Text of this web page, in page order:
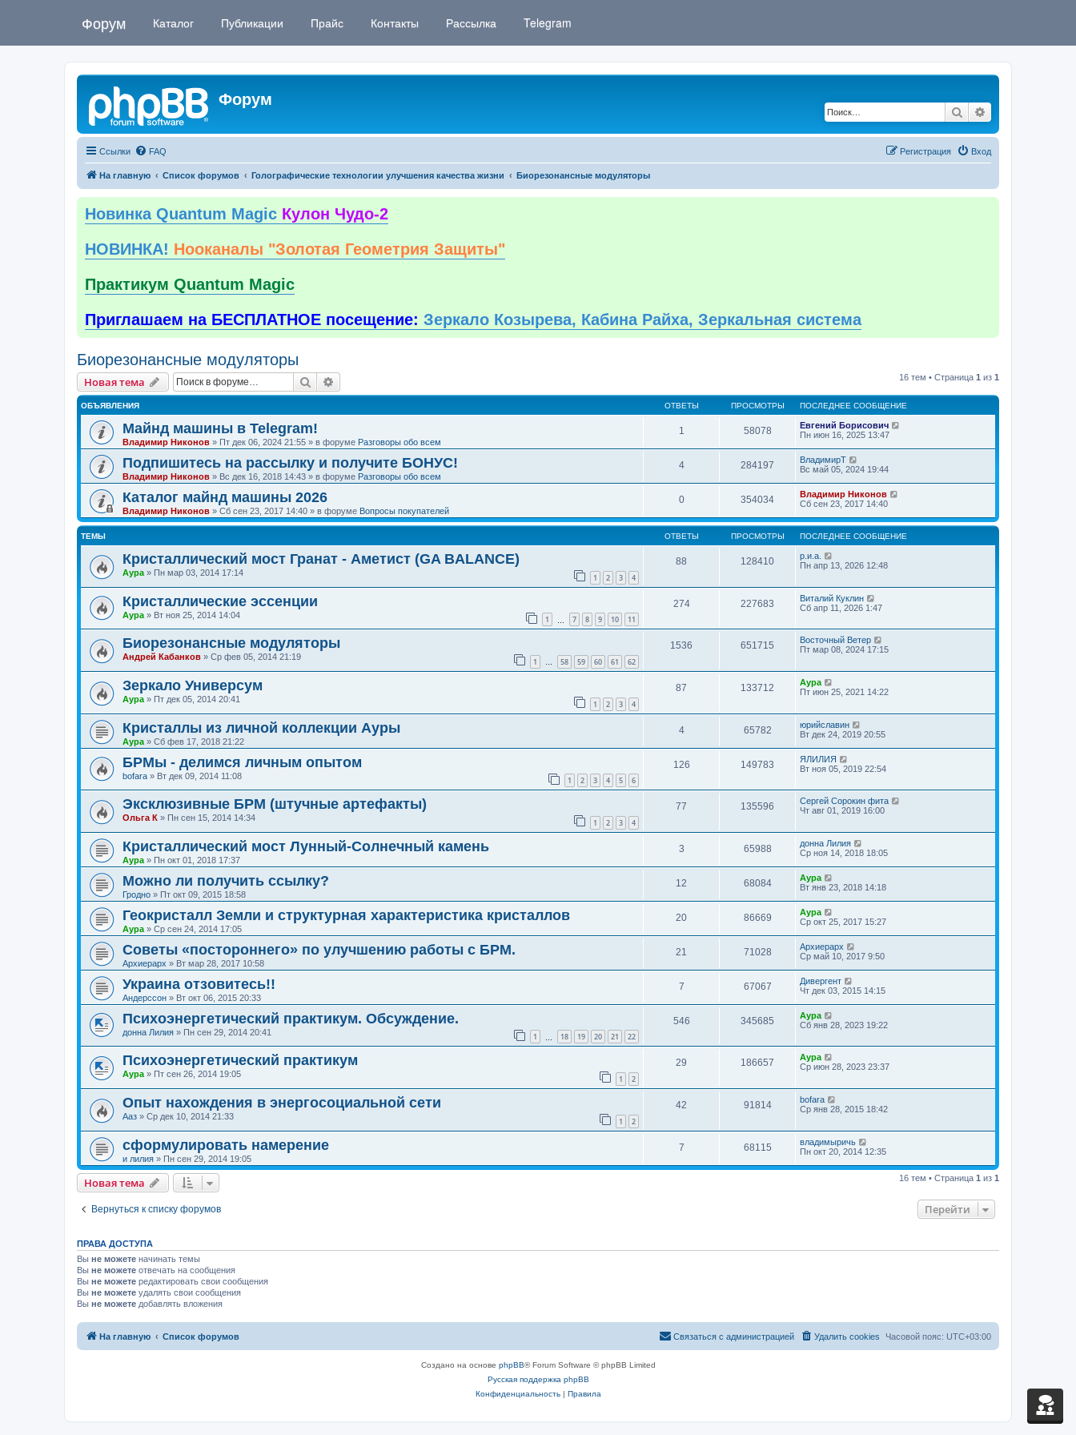
Форум Каталог Публикации Прайс Контакты Рассылка Telegram
Форум
Поиск
Ссылки FAQ Вход
Регистрация
На главную Список форумов Голографические технологии улучшения качества жизни Биорезонансные модуляторы
Новинка Quantum Magic Кулон Чудо-2
НОВИНКА! Нооканалы "Золотая Геометрия Защиты"
Практикум Quantum Magic
Приглашаем на БЕСПЛАТНОЕ посещение: Зеркало Козырева, Кабина Райха, Зеркальная система
Биорезонансные модуляторы
Новая тема Поиск 16 тем • Страница 1 из 1
ОБЪЯВЛЕНИЯ ОТВЕТЫ ПРОСМОТРЫ ПОСЛЕДНЕЕ СООБЩЕНИЕ
Майнд машины в Telegram!
Владимир Никонов » Пт дек 06, 2024 21:55 » в форуме Разговоры обо всем
1 58078
Евгений Борисович
Пн июн 16, 2025 13:47
Подпишитесь на рассылку и получите БОНУС!
Владимир Никонов » Вс дек 16, 2018 14:43 » в форуме Разговоры обо всем
4 284197
ВладимирТ
Вс май 05, 2024 19:44
Каталог майнд машины 2026
Владимир Никонов » Сб сен 23, 2017 14:40 » в форуме Вопросы покупателей
0 354034
Владимир Никонов
Сб сен 23, 2017 14:40
ТЕМЫ ОТВЕТЫ ПРОСМОТРЫ ПОСЛЕДНЕЕ СООБЩЕНИЕ
Кристаллический мост Гранат - Аметист (GA BALANCE)
Аура » Пн мар 03, 2014 17:14 1 2 3 4
88 128410
р.и.а.
Пн апр 13, 2026 12:48
Кристаллические эссенции
Аура » Вт ноя 25, 2014 14:04 1 7 8 9 10 11
274 227683
Виталий Куклин
Сб апр 11, 2026 1:47
Биорезонансные модуляторы
Андрей Кабанков » Ср фев 05, 2014 21:19 1 … 58 59 60 61 62
1536 651715
Восточный Ветер
Пт мар 08, 2024 17:15
Зеркало Универсум
Аура » Пт дек 05, 2014 20:41 1 2 3 4
87 133712
Аура
Пт июн 25, 2021 14:22
Кристаллы из личной коллекции Ауры
Аура » Сб фев 17, 2018 21:22
4 65782
юрийславин
Вт дек 24, 2019 20:55
БРМы - делимся личным опытом
bofara » Вт дек 09, 2014 11:08 1 2 3 4 5 6
126 149783
ЯЛИЛИЯ
Вт ноя 05, 2019 22:54
Эксклюзивные БРМ (штучные артефакты)
Ольга К » Пн сен 15, 2014 14:34 1 2 3 4
77 135596
Сергей Сорокин фита
Чт авг 01, 2019 16:00
Кристаллический мост Лунный-Солнечный камень
Аура » Пн окт 01, 2018 17:37
3 65988
донна Лилия
Ср ноя 14, 2018 18:05
Можно ли получить ссылку?
Гродно » Пт окт 09, 2015 18:58
12 68084
Аура
Вт янв 23, 2018 14:18
Геокристалл Земли и структурная характеристика кристаллов
Аура » Ср сен 24, 2014 17:05
20 86669
Аура
Ср окт 25, 2017 15:27
Советы «постороннего» по улучшению работы с БРМ.
Архиерарх » Вт мар 28, 2017 10:58
21 71028
Архиерарх
Ср май 10, 2017 9:50
Украина отзовитесь!!
Андерссон » Вт окт 06, 2015 20:33
7 67067
Дивергент
Чт дек 03, 2015 14:15
Психоэнергетический практикум. Обсуждение.
донна Лилия » Пн сен 29, 2014 20:41 1 18 19 20 21 22
546 345685
Аура
Сб янв 28, 2023 19:22
Психоэнергетический практикум
Аура» Пт сен 26, 2014 19:05 1 2
29 186657
Аура
Ср июн 28, 2023 23:37
Опыт нахождения в энергосоциальной сети
Ааз » Ср дек 10, 2014 21:33 1 2
42 91814
bofara
Ср янв 28, 2015 18:42
сформулировать намерение
и лилия » Пн сен 29, 2014 19:05
7 68115
владимыричь
Пн окт 20, 2014 12:35
Новая тема 16 тем • Страница 1 из 1
Вернуться к списку форумов Перейти
ПРАВА ДОСТУПА
Вы не можете начинать темы
Вы не можете отвечать на сообщения
Вы не можете редактировать свои сообщения
Вы не можете удалять свои сообщения
Вы не можете добавлять вложения
На главную Список форумов Часовой пояс: UTC+03:00
Удалить cookies
Связаться с администрацией
Создано на основе phpBB® Forum Software © phpBB Limited
Русская поддержка phpBB
Конфиденциальность| Правила